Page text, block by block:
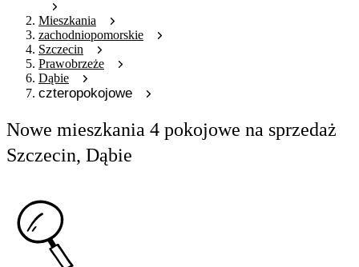
Mieszkania
zachodniopomorskie
Szczecin
Prawobrzeże
Dąbie
czteropokojowe
Nowe mieszkania 4 pokojowe na sprzedaż
Szczecin, Dąbie